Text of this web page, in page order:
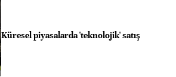
Küresel piyasalarda 'teknolojik' satış